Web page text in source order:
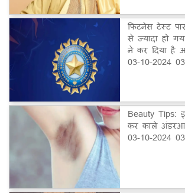
फिटनेस टेस्ट
से ज्यादा हो
ने कर दिया है
03-10-2024
Beauty Tips:
कर काले
03-10-2024